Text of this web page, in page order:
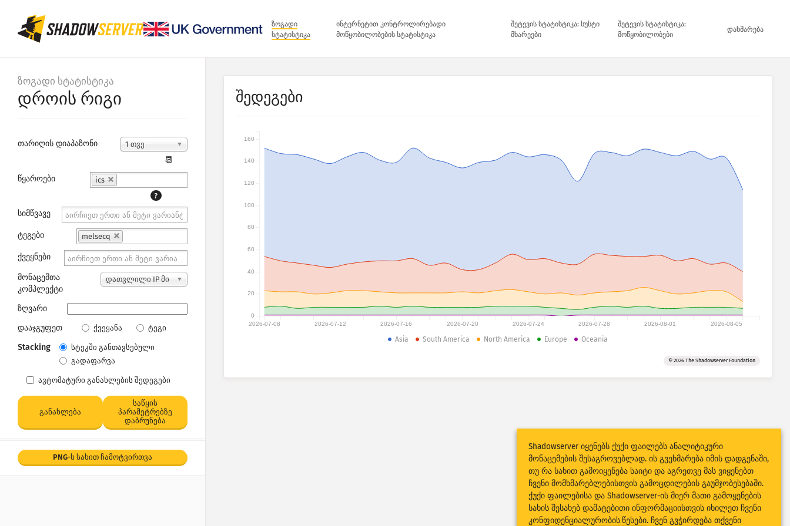
ზოგადი
სტატისტიკა
ინტერნეტით კონტროლირებადი
მოწყობილობების სტატისტიკა
შეტევის სტატისტიკა: სუსტი
მხარეები
შეტევის სტატისტიკა:
მოწყობილობები
დახმარება
ზოგადი სტატისტიკა
დროის რიგი
თარიღის დიაპაზონი 1 თვე
📆
წყაროები
ics
?
სიმწვავე
ტეგები melsecq
ქვეყნები
მონაცემთა
კომპლექტი
დათვლილი IP მი
ზღვარი
დააჯგუფეთ
ქვეყანა ტეგი
Stacking
სტეკში განთავსებული
გადაფარვა
ავტომატური განახლების შედეგები
განახლება
საწყის
პარამეტრებზე
დაბრუნება
PNG-ს სახით ჩამოტვირთვა
შედეგები
2026-07-08 2026-07-12 2026-07-16 2026-07-20 2026-07-24 2026-07-28 2026-08-01 2026-08-05
0
20
40
60
80
100
120
140
160
Asia South America North America Europe Oceania
© 2026 The Shadowserver Foundation
Shadowserver იყენებს ქუქი ფაილებს ანალიტიკური
მონაცემების შესაგროვებლად. ის გვეხმარება იმის დადგენაში,
თუ რა სახით გამოიყენება საიტი და აგრეთვე მას ვიყენებთ
ჩვენი მომხმარებლებისთვის გამოცდილების გაუმჯობესებაში.
ქუქი ფაილებისა და Shadowserver-ის მიერ მათი გამოყენების
სახის შესახებ დამატებითი ინფორმაციისთვის იხილეთ ჩვენი
კონფიდენციალურობის წესები. ჩვენ გვჭირდება თქვენი